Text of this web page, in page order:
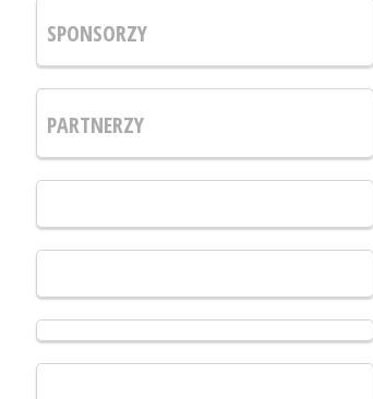
SPONSORZY
PARTNERZY